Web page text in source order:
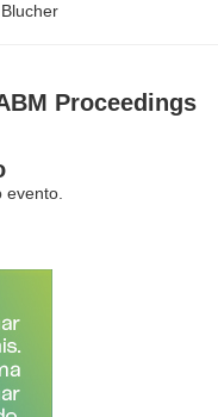
Proceedings
evento.